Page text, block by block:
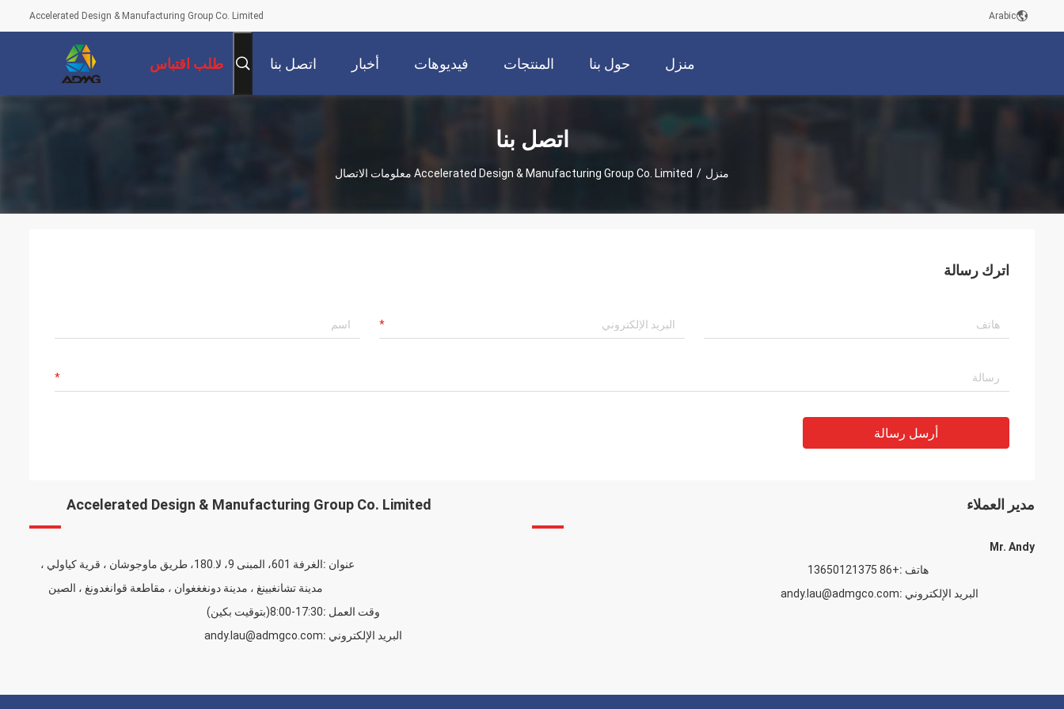
Accelerated Design & Manufacturing Group Co. Limited Arabic
منزل حول بنا المنتجات فيديوهات أخبار اتصل بنا طلب اقتباس
اتصل بنا
منزل / Accelerated Design & Manufacturing Group Co. Limited معلومات الاتصال
اترك رسالة
أرسل رسالة
Accelerated Design & Manufacturing Group Co. Limited
عنوان :
الغرفة 601، المبنى 9، لا.180، طريق ماوجوشان ، قرية كياولي ،
مدينة تشانغبينغ ، مدينة دونغغغوان ، مقاطعة قوانغدونغ ، الصين
وقت العمل :8:00-17:30(بتوقيت بكين)
البريد الإلكتروني :andy.lau@admgco.com
مدير العملاء
Mr. Andy
هاتف :+86 13650121375
البريد الإلكتروني :andy.lau@admgco.com